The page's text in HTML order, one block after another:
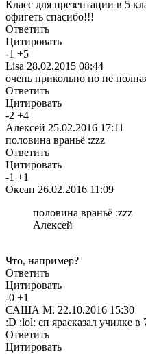
Класс для презентации в 5
офигеть спасибо!!!
Ответить
Цитировать
-1 +5
Lisa 28.02.2015 08:44
очень прикольно но не
Ответить
Цитировать
-2 +4
Алексей 25.02.2016 17:11
половина враньё :zzz
Ответить
Цитировать
-1 +1
Океан 26.02.2016 11:09
половина враньё :zzz
Алексей
Что, например?
Ответить
Цитировать
-0 +1
САША М. 22.10.2016 15:30
:D :lol: сп ярасказал училке в
Ответить
Цитировать